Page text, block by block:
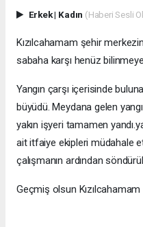
Erkek| Kadın (Haberi Sesli
Kızılcahamam şehir
sabaha karşı henüz
Yangın çarşı içerisinde
büyüdü. Meydana gelen
yakın işyeri tamamen
ait itfaiye ekipleri müdahale
çalışmanın ardından
Geçmiş olsun Kızılcahamam